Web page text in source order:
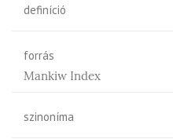
definíció
forrás
Mankiw Index
szinoníma